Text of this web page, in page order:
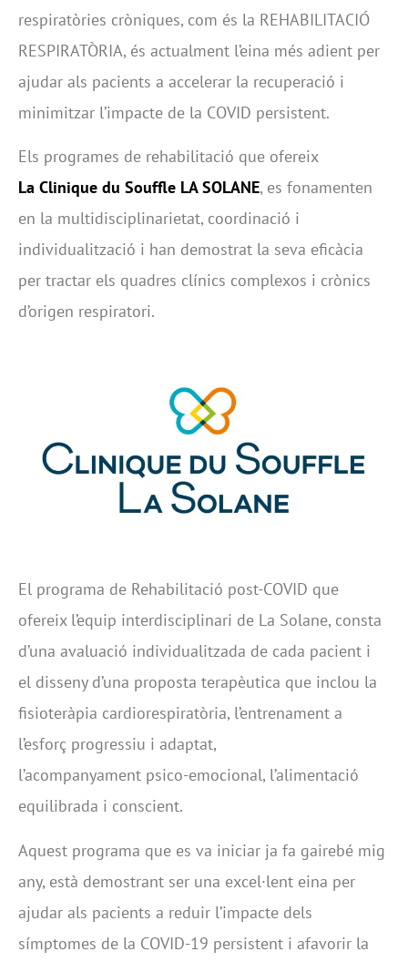
respiratòries cròniques, com és la REHABILITACIÓ
RESPIRATÒRIA, és actualment l’eina més adient per
ajudar als pacients a accelerar la recuperació i
minimitzar l’impacte de la COVID persistent.
Els programes de rehabilitació que ofereix
La Clinique du Souffle LA SOLANE, es fonamenten
en la multidisciplinarietat, coordinació i
individualització i han demostrat la seva eficàcia
per tractar els quadres clínics complexos i crònics
d’origen respiratori.
El programa de Rehabilitació post-COVID que
ofereix l’equip interdisciplinari de La Solane, consta
d’una avaluació individualitzada de cada pacient i
el disseny d’una proposta terapèutica que inclou la
fisioteràpia cardiorespiratòria, l’entrenament a
l’esforç progressiu i adaptat,
l’acompanyament psico-emocional, l’alimentació
equilibrada i conscient.
Aquest programa que es va iniciar ja fa gairebé mig
any, està demostrant ser una excel·lent eina per
ajudar als pacients a reduir l’impacte dels
símptomes de la COVID-19 persistent i afavorir la